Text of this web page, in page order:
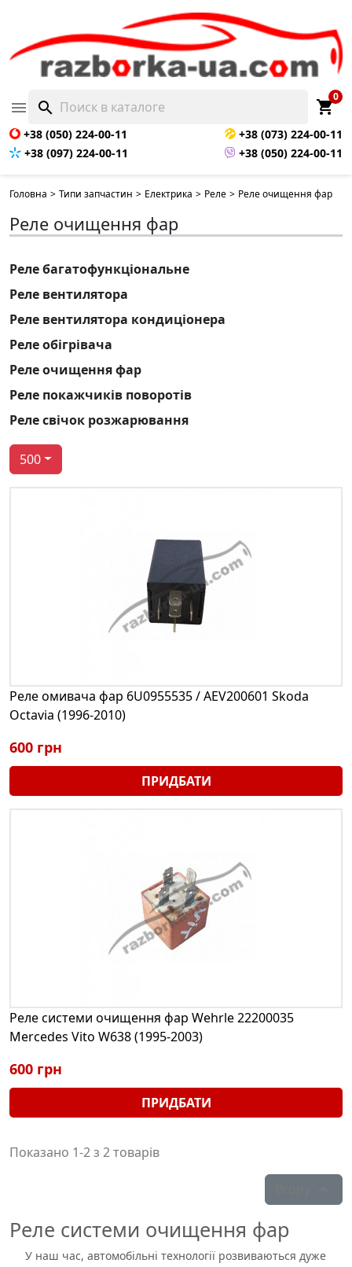
 search shopping_cart
0
+38 (050) 224-00-11
+38 (073) 224-00-11
+38 (097) 224-00-11
+38 (050) 224-00-11
Головна > Типи запчастин > Електрика > Реле > Реле очищення фар
Реле очищення фар
Реле багатофункціональне
Реле вентилятора
Реле вентилятора кондиціонера
Реле обігрівача
Реле очищення фар
Реле покажчиків поворотів
Реле свічок розжарювання
500
Реле омивача фар 6U0955535 / AEV200601 Skoda
Octavia (1996-2010)
600 грн
ПРИДБАТИ
Реле системи очищення фар Wehrle 22200035
Mercedes Vito W638 (1995-2003)
600 грн
ПРИДБАТИ
Показано 1-2 з 2 товарів
Реле системи очищення фар
У наш час, автомобільні технології розвиваються дуже